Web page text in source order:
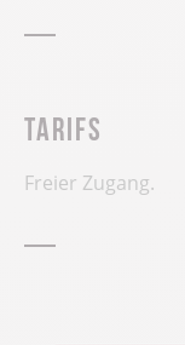
Tarifs
Freier Zugang.